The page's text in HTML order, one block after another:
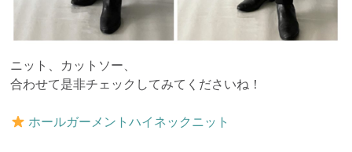
ニット、カットソー、
合わせて是非チェックしてみてくださいね！
ホールガーメントハイネックニット